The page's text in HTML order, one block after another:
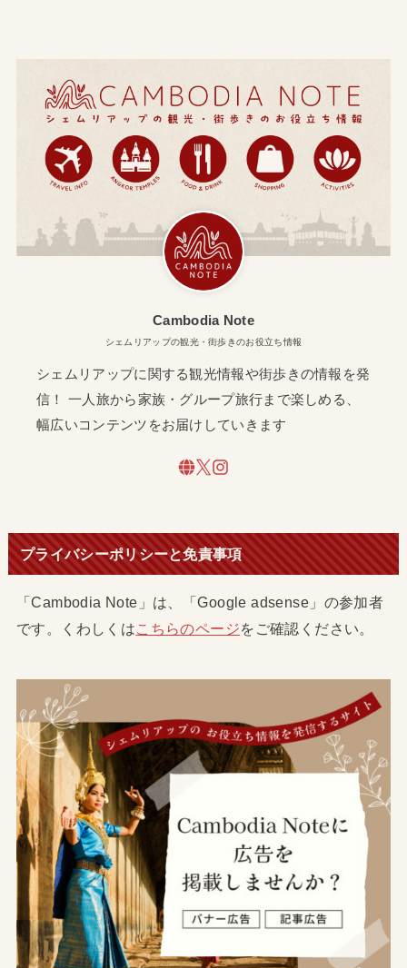
Cambodia Note
シェムリアップの観光・街歩きのお役立ち情報
シェムリアップに関する観光情報や街歩きの情報を発
信！ 一人旅から家族・グループ旅行まで楽しめる、
幅広いコンテンツをお届けしていきます
プライバシーポリシーと免責事項
「Cambodia Note」は、「Google adsense」の参加者
です。くわしくはこちらのページをご確認ください。